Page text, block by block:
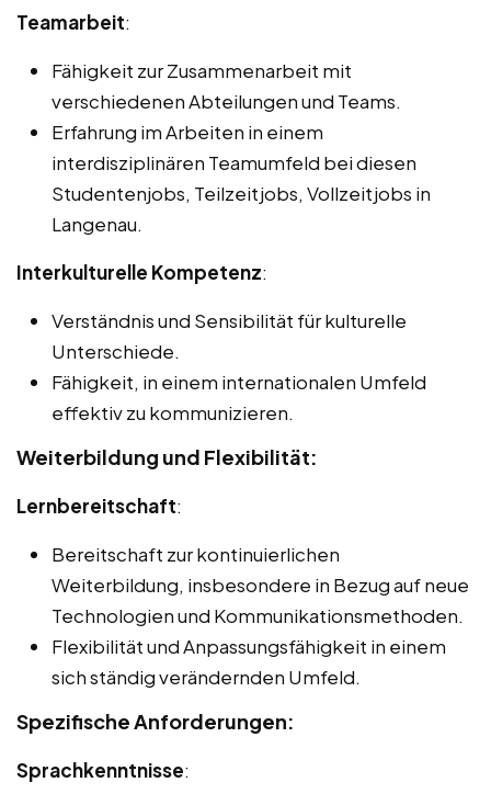
Teamarbeit:
Fähigkeit zur Zusammenarbeit mit
verschiedenen Abteilungen und Teams.
Erfahrung im Arbeiten in einem
interdisziplinären Teamumfeld bei diesen
Studentenjobs, Teilzeitjobs, Vollzeitjobs in
Langenau.
Interkulturelle Kompetenz:
Verständnis und Sensibilität für kulturelle
Unterschiede.
Fähigkeit, in einem internationalen Umfeld
effektiv zu kommunizieren.
Weiterbildung und Flexibilität:
Lernbereitschaft:
Bereitschaft zur kontinuierlichen
Weiterbildung, insbesondere in Bezug auf neue
Technologien und Kommunikationsmethoden.
Flexibilität und Anpassungsfähigkeit in einem
sich ständig verändernden Umfeld.
Spezifische Anforderungen:
Sprachkenntnisse: